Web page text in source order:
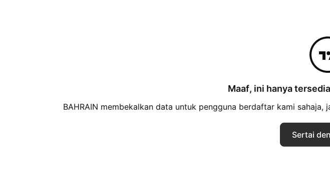
Maaf, ini hanya
BAHRAIN membekalkan data untuk pengguna berdaftar kami
Sertai